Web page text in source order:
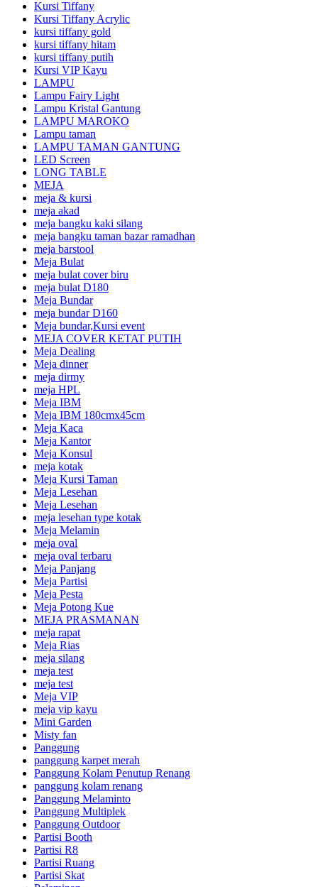
Kursi Tiffany
Kursi Tiffany Acrylic
kursi tiffany gold
kursi tiffany hitam
kursi tiffany putih
Kursi VIP Kayu
LAMPU
Lampu Fairy Light
Lampu Kristal Gantung
LAMPU MAROKO
Lampu taman
LAMPU TAMAN GANTUNG
LED Screen
LONG TABLE
MEJA
meja & kursi
meja akad
meja bangku kaki silang
meja bangku taman bazar ramadhan
meja barstool
Meja Bulat
meja bulat cover biru
meja bulat D180
Meja Bundar
meja bundar D160
Meja bundar,Kursi event
MEJA COVER KETAT PUTIH
Meja Dealing
Meja dinner
meja dirmy
meja HPL
Meja IBM
Meja IBM 180cmx45cm
Meja Kaca
Meja Kantor
Meja Konsul
meja kotak
Meja Kursi Taman
Meja Lesehan
Meja Lesehan
meja lesehan type kotak
Meja Melamin
meja oval
meja oval terbaru
Meja Panjang
Meja Partisi
Meja Pesta
Meja Potong Kue
MEJA PRASMANAN
meja rapat
Meja Rias
meja silang
meja test
meja test
Meja VIP
meja vip kayu
Mini Garden
Misty fan
Panggung
panggung karpet merah
Panggung Kolam Penutup Renang
panggung kolam renang
Panggung Melaminto
Panggung Multiplek
Panggung Outdoor
Partisi Booth
Partisi R8
Partisi Ruang
Partisi Skat